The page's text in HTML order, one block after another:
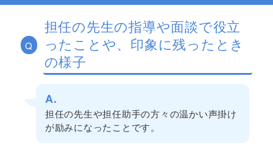
Q
担任の先生の指導や面談で役立
ったことや、印象に残ったとき
の様子
A.
担任の先生や担任助手の方々の温かい声掛け
が励みになったことです。